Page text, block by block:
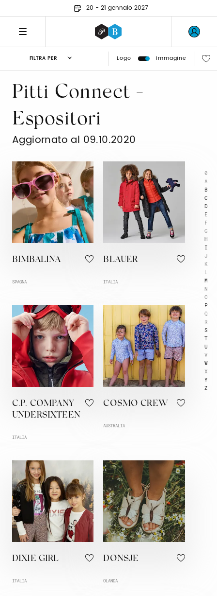
20 - 21 gennaio 2027
FILTRA PER Logo Immagine
0
A
B
C
D
E
F
G
H
I
J
K
L
M
N
O
P
Q
R
S
T
U
V
W
X
Y
Z
Pitti Connect -
Espositori
Aggiornato al 09.10.2020
BIMBALINA
SPAGNA
BLAUER
ITALIA
C.P. COMPANY
UNDERSIXTEEN
ITALIA
COSMO CREW
AUSTRALIA
DIXIE GIRL
ITALIA
DONSJE
OLANDA